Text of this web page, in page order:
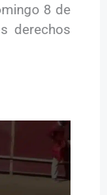
8 de
derechos